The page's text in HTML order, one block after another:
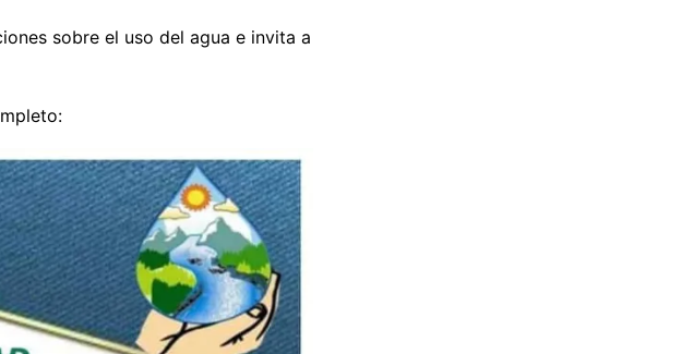
sobre el uso del agua e invita a